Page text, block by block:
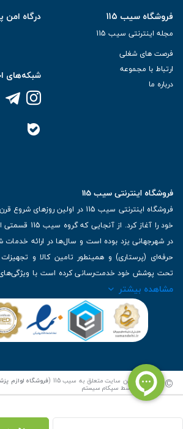
فروشگاه سیب 115
مجله اینترنتی سیب 115
فرصت های شغلی
ارتباط با مجموعه
درباره ما
درگاه امن
شبکه‌های
فروشگاه اینترنتی سیب 115
خود را آغاز کرد.
در شهرجهانی یزد بوده است و سال‌ها در ارائه خدمات
حرفه‌ای (پرستاری) و همینطور تامین کالا و تجهیزات
تحت پوشش خود خدمت‌رسانی کرده است با ویژگی‌های
برترین برندهای موجود در بازار اطلاعات بسیار ارزشمندی
| تلفن تماس : 36333383-035 | ایمیل: Info@Sib115.com
مشاهده بیشتر
© کلیه حقوق این سایت متعلق به سیب 115 ( فروشگاه لوازم
کدنویسی توسط سپکام سیستم